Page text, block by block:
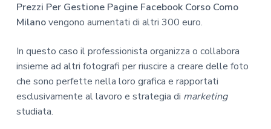
Prezzi Per Gestione Pagine Facebook Corso Como
Milanovengono aumentati di altri 300 euro.
In questo caso il professionista organizza o collabora
insieme ad altri fotografi per riuscire a creare delle foto
che sono perfette nella loro grafica e rapportati
esclusivamente al lavoro e strategia di marketing
studiata.